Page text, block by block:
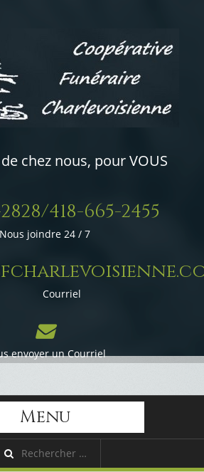
chez nous, pour VOUS
418-665-2455
Nous joindre 24 / 7
Courriel
envoyer un Courriel
Menu